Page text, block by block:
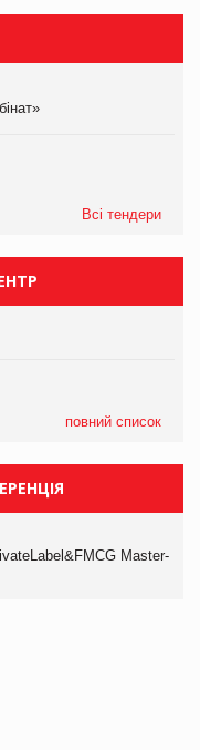
Всі тендери
повний список
Master-